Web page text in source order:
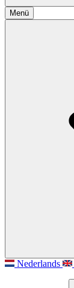
Menü
Nederlands